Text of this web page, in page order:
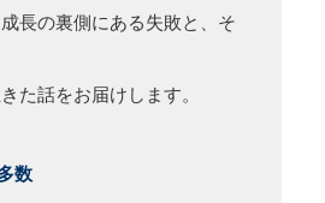
長の裏側にある失敗と、そ
た話をお届けします。
数